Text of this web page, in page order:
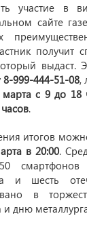
участие в
сайте
выдаст.
8-999-444-51-08,
марта с 9 до 18
.
итогов
в 20:00.
и шесть
в
дню